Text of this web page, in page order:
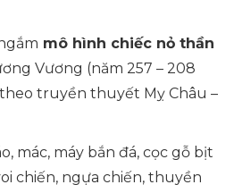
mô hình chiếc nỏ thần
Vương (năm 257 – 208
truyền thuyết Mỵ Châu –
mác, máy bắn đá, cọc gỗ bịt
chiến, ngựa chiến, thuyền